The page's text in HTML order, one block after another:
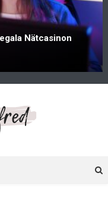
Nätcasinon